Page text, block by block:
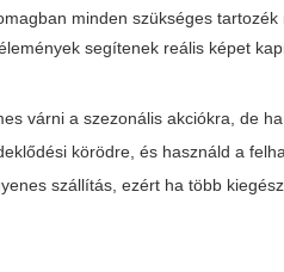
minden szükséges tartozék
segítenek reális képet
várni a szezonális akciókra, de
körödre, és használd a
szállítás, ezért ha több